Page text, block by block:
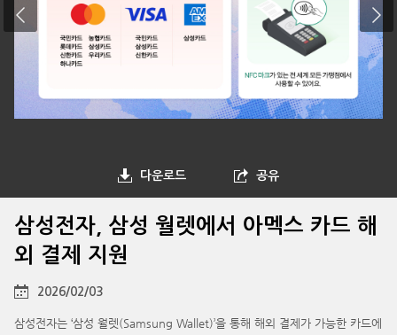
다운로드 공유
삼성전자, 삼성 월렛에서 아멕스 카드 해
외 결제 지원
2026/02/03
삼성전자는 ‘삼성 월렛(Samsung Wallet)’을 통해 해외 결제가 가능한 카드에